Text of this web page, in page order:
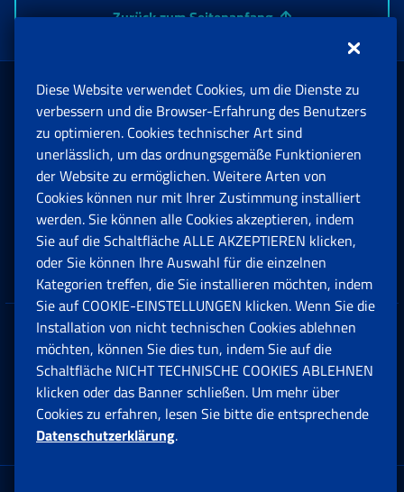
Zurück zum Seitenanfang
Rente und Sozialversicherung
Arbeit
Beihilfen, Subventionen und Entschädigungen
Unternehmen und Freiberufler
Datenschutz
Cookie einstellungen
Multikanal-Contact Center
Diese Website verwendet Cookies, um die Dienste zu
verbessern und die Browser-Erfahrung des Benutzers
zu optimieren. Cookies technischer Art sind
unerlässlich, um das ordnungsgemäße Funktionieren
der Website zu ermöglichen. Weitere Arten von
Cookies können nur mit Ihrer Zustimmung installiert
werden. Sie können alle Cookies akzeptieren, indem
Sie auf die Schaltfläche ALLE AKZEPTIEREN klicken,
oder Sie können Ihre Auswahl für die einzelnen
Kategorien treffen, die Sie installieren möchten, indem
Sie auf COOKIE-EINSTELLUNGEN klicken. Wenn Sie die
Installation von nicht technischen Cookies ablehnen
möchten, können Sie dies tun, indem Sie auf die
Schaltfläche NICHT TECHNISCHE COOKIES ABLEHNEN
klicken oder das Banner schließen. Um mehr über
Cookies zu erfahren, lesen Sie bitte die entsprechende
Datenschutzerklärung.